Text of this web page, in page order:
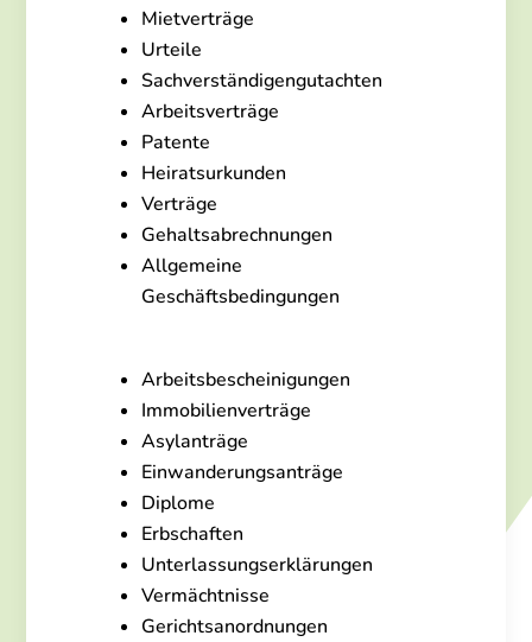
Mietverträge
Urteile
Sachverständigengutachten
Arbeitsverträge
Patente
Heiratsurkunden
Verträge
Gehaltsabrechnungen
Allgemeine
Geschäftsbedingungen
Arbeitsbescheinigungen
Immobilienverträge
Asylanträge
Einwanderungsanträge
Diplome
Erbschaften
Unterlassungserklärungen
Vermächtnisse
Gerichtsanordnungen